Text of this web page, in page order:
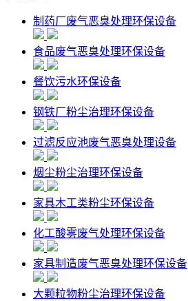
制药厂废气恶臭处理环保设备
食品废气恶臭处理环保设备
餐饮污水环保设备
钢铁厂粉尘治理环保设备
过滤反应池废气恶臭处理设备
烟尘粉尘治理环保设备
家具木工类粉尘环保设备
化工酸雾废气处理环保设备
家具制造废气恶臭处理环保设备
大颗粒物粉尘治理环保设备